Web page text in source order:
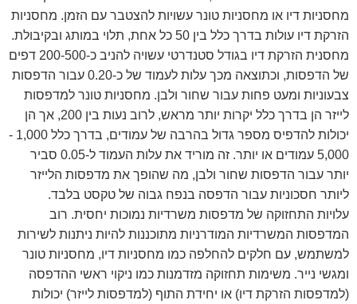
מחסניות דיו או מחסניות טונר עשויות להצטבר עם הזמן. מחסניות
הזרקת דיו עולות בדרך כלל בין 50 כל אחת, תלוי במותג ובקיבולת.
מחסנית הזרקת דיו בגודל סטנדרטי עשויה להניב כ-200-500 דפים
של הדפסות, וכתוצאה מכך עלות לעמוד של כ-0.20 עבור הדפסות
צבעוניות ומעט פחות עבור שחור ולבן. מחסניות טונר למדפסות
לייזר הן בדרך כלל יקרות יותר מראש, לרוב נעות בין 200, אך הן
יכולות להדפיס מספר גדול בהרבה של עמודים, בדרך כלל 1,000 -
5,000 עמודים או יותר. זה מוריד את עלות העמוד ל-0.05 סביר
יותר עבור הדפסות שחור ולבן, מה שהופך את מדפסות הלייזר
ליותר חסכוניות עבור הדפסה בנפח גבוה של טקסט בלבד.
עלויות התחזוקה של מדפסות משרדיות נמוכות יחסית. רוב
המדפסות המשרדיות המודרניות מתוכננות להיות ניתנות לשירות
למשתמש, עם חלקים להחלפה כמו מחסניות דיו, מחסניות טונר
ומגשי נייר. משימות תחזוקה מזדמנות כמו ניקוי ראשי ההדפסה
(למדפסות הזרקת דיו) או יחידת התוף (למדפסות לייזר) יכולות